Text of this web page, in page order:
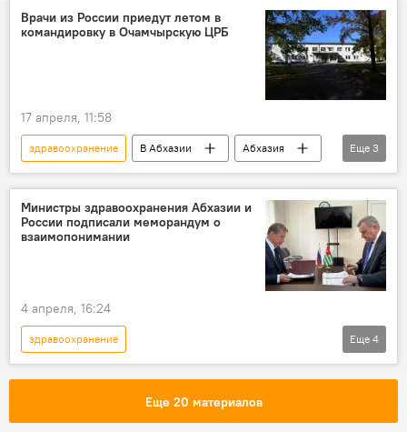
Врачи из России приедут летом в
командировку в Очамчырскую ЦРБ
17 апреля, 11:58
здравоохранение В Абхазии
Абхазия
Новости
Очамчырский район
медицина
Еще 3
Министры здравоохранения Абхазии и
России подписали меморандум о
взаимопонимании
4 апреля, 16:24
здравоохранение
Форум "Абхазия — инвестиции в будущее"
Еще 4
Еще 20 материалов